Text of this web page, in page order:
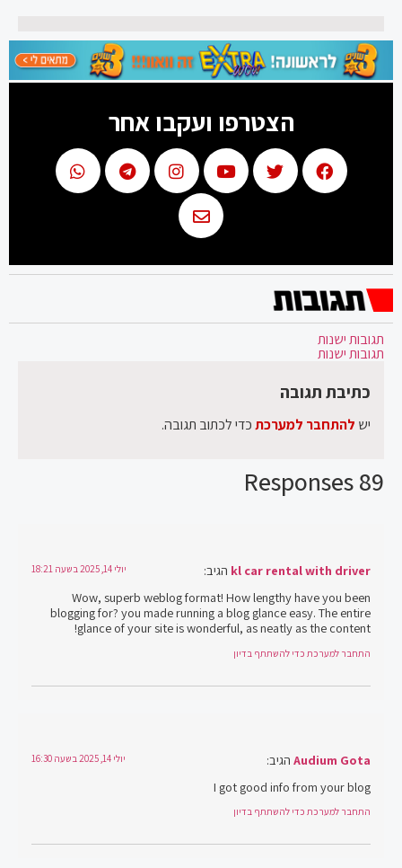
הצטרפו ועקבו אחר
89 Responses
תגובות ישנות
kl car rental with driver הגיב: יולי 14, 2025 בשעה 18:21
Wow, superb weblog format! How lengthy have you been
blogging for? you made running a blog glance easy. The entire
glance of your site is wonderful, as neatly as the content!
התחבר למערכת כדי להשתתף בדיון
Audium Gota הגיב: יולי 14, 2025 בשעה 16:30
I got good info from your blog
התחבר למערכת כדי להשתתף בדיון
תגובות ישנות
כתיבת תגובה
יש להתחבר למערכתכדי לכתוב תגובה.